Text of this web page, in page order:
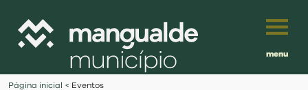
menu
Português
Página inicial < Eventos